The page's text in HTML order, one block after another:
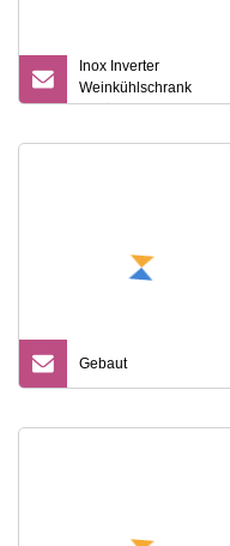
Inox Inverter
Weinkühlschrank
Geräuscharmer
Gebaut